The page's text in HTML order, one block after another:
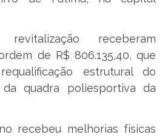
receberam
de R$ 806.135,40, que
estrutural do
quadra poliesportiva da
recebeu melhorias físicas